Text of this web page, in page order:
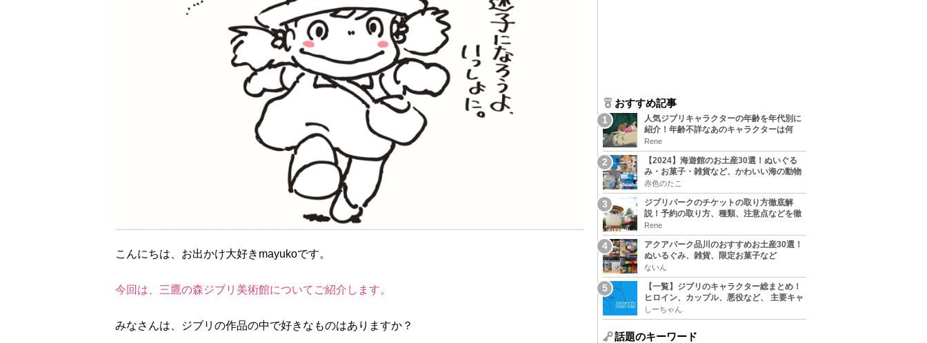
こんにちは、お出かけ大好きmayukoです。
今回は、三鷹の森ジブリ美術館についてご紹介します。
みなさんは、ジブリの作品の中で好きなものはありますか？
おすすめ記事
人気ジブリキャラクターの年齢を年代別に
紹介！年齢不詳なあのキャラクターは何
歳？
Rene
【2024】海遊館のお土産30選！ぬいぐる
み・お菓子・雑貨など、かわいい海の動物
たちのグッズをまとめてご紹介！
赤色のたこ
ジブリパークのチケットの取り方徹底解
説！予約の取り方、種類、注意点などを徹
底解説！
Rene
アクアパーク品川のおすすめお土産30選！
ぬいるぐみ、雑貨、限定お菓子など
ないん
【一覧】ジブリのキャラクター総まとめ！
ヒロイン、カップル、悪役など、 主要キャ
ラをおさらい！
しーちゃん
話題のキーワード